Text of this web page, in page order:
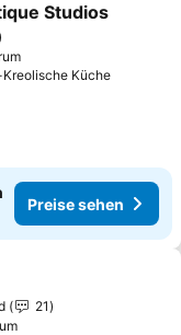
hinzufügen
Studios
KüchePreise
Preise sehen
hinzufügen
21